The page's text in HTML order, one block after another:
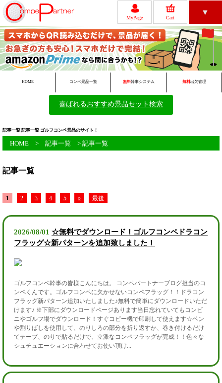
MyPage Cart
▼
レビュー ゴルフコンペについて
HOME コンペ景品一覧 無料幹事システム 無料出欠管理
喜ばれるおすすめ景品セット検索
記事一覧 記事一覧 ゴルフコンペ景品のサイト！
HOME > 記事一覧 > 記事一覧
記事一覧
1 2 3 4 5 » 最後
2026/08/01 ☆無料でダウンロード！ゴルフコンペドラコン
フラッグ☆新パターンを追加致しました！
ゴルフコンペ幹事の皆様こんにちは。 コンペパートナーブログ担当のコ
ンペくんです。ゴルフコンペに欠かせないコンペフラッグ！！ドラコン
フラッグ新パターン追加いたしました♪無料で簡単にダウンロードいただ
けます♪ ※下部にダウンロードページあります当日忘れていてもコンビ
ニやゴルフ場でダウンロード！すぐコピー機で印刷して使えます☆ペン
や割りばしを使用して、のりしろの部分を折り返すか、巻き付けるだけ
てテープ、のりで貼るだけで、立派なコンペフラッグが完成！！色々な
シュチュエーションに合わせてお使い頂け...